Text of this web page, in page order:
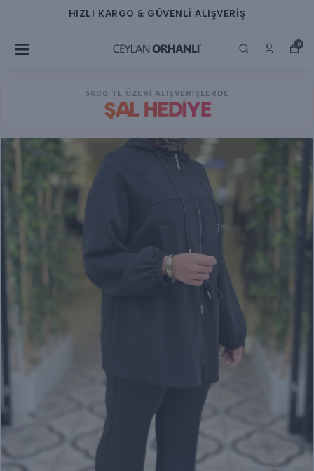
HIZLI KARGO & GÜVENLİ ALIŞVERİŞ
0
5000 TL ÜZERİ ALIŞVERİŞLERDE
ŞAL HEDİYE